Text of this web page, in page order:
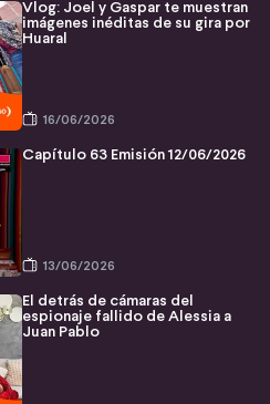
Vlog: Joel y Gaspar te muestran
imágenes inéditas de su gira por
Huaral
16/06/2026
Capítulo 63 Emisión 12/06/2026
13/06/2026
El detrás de cámaras del
espionaje fallido de Alessia a
Juan Pablo